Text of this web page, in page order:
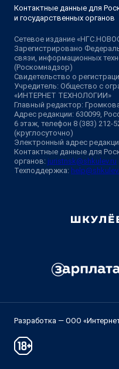
Контактные данные для
и государственных органов
Сетевое издание
Зарегистрировано
связи, информационных
(Роскомнадзор)
Свидетельство о
Учредитель: Общество с
«ИНТЕРНЕТ ТЕХНОЛОГИИ»
Главный редактор:
Адрес редакции: 630099,
6 этаж, телефон 8 (383) 212-
(круглосуточно)
Электронный адрес
Контактные данные для
органов: juristnsk@shkulev.ru
Техподдержка:
Разработка — ООО